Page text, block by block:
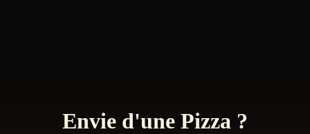
Envie d'une Pizza ?